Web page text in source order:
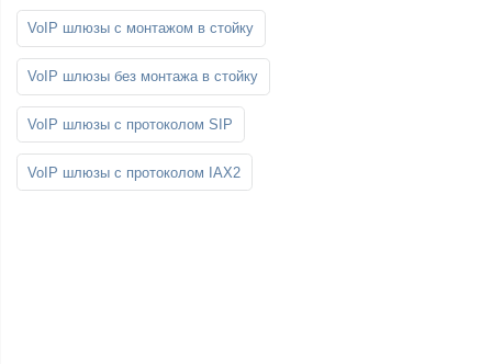
VoIP шлюзы с монтажом в стойку
VoIP шлюзы без монтажа в стойку
VoIP шлюзы с протоколом SIP
VoIP шлюзы с протоколом IAX2